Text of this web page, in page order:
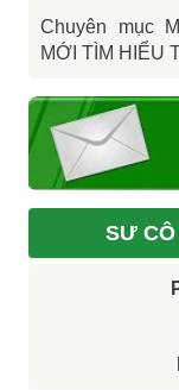
Chuyên mục
MỚI TÌM HIỂU
SƯ